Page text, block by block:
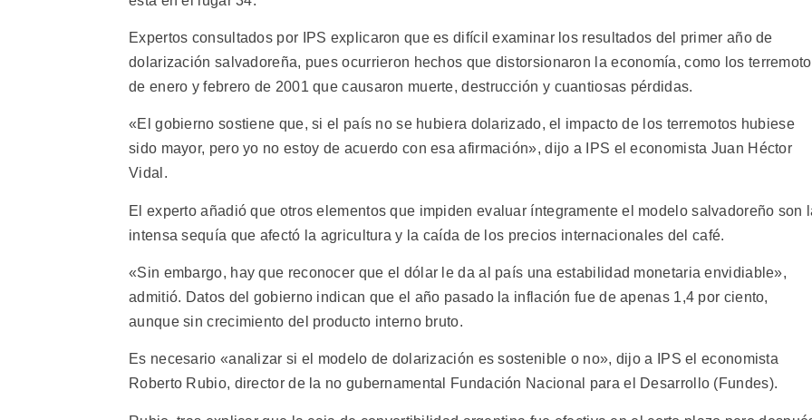
Expertos consultados por IPS explicaron que es difícil examinar los resultados del primer año de
dolarización salvadoreña, pues ocurrieron hechos que distorsionaron la economía, como los
de enero y febrero de 2001 que causaron muerte, destrucción y cuantiosas pérdidas.
«El gobierno sostiene que, si el país no se hubiera dolarizado, el impacto de los terremotos hubiese
sido mayor, pero yo no estoy de acuerdo con esa afirmación», dijo a IPS el economista Juan Héctor
Vidal.
El experto añadió que otros elementos que impiden evaluar íntegramente el modelo salvadoreño son
intensa sequía que afectó la agricultura y la caída de los precios internacionales del café.
«Sin embargo, hay que reconocer que el dólar le da al país una estabilidad monetaria envidiable»,
admitió. Datos del gobierno indican que el año pasado la inflación fue de apenas 1,4 por ciento,
aunque sin crecimiento del producto interno bruto.
Es necesario «analizar si el modelo de dolarización es sostenible o no», dijo a IPS el economista
Roberto Rubio, director de la no gubernamental Fundación Nacional para el Desarrollo (Fundes).